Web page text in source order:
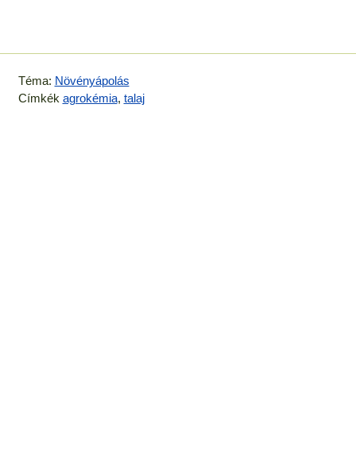
Téma: Növényápolás
Címkék agrokémia, talaj